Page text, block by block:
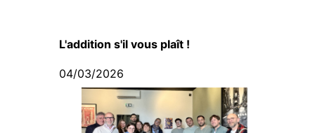
L'addition s'il vous plaît !
04/03/2026